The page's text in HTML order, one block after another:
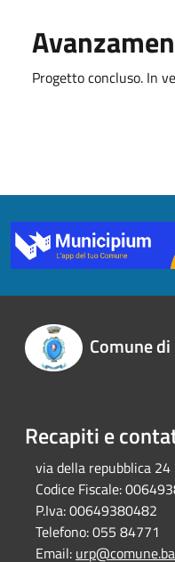
Progetto concluso. In
Comune
Recapiti e
via della repubblica 24
Codice Fiscale:
P.Iva:00649380482
Telefono:055 84771
Email: